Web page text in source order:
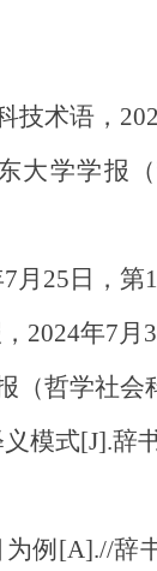
术语，
学学报（
25日，第
年7月
哲学社会
式[J].辞书
例[A].//辞